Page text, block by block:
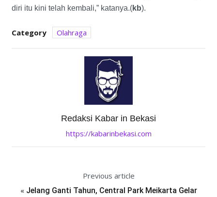
diri itu kini telah kembali,” katanya.(kb).
Category Olahraga
Redaksi Kabar in Bekasi
https://kabarinbekasi.com
Previous article
« Jelang Ganti Tahun, Central Park Meikarta Gelar